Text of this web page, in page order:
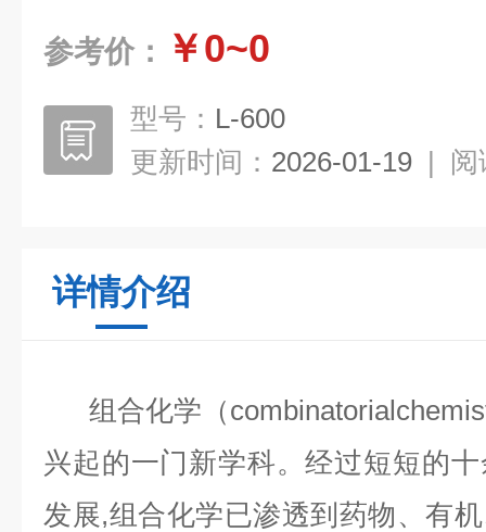
参考价： ￥0~0
型号： L-600
更新时间： 2026-01-19 | 阅
详情介绍
组合化学（
兴起的一门新学科。经过短短的
发展,组合化学已渗透到药物、有